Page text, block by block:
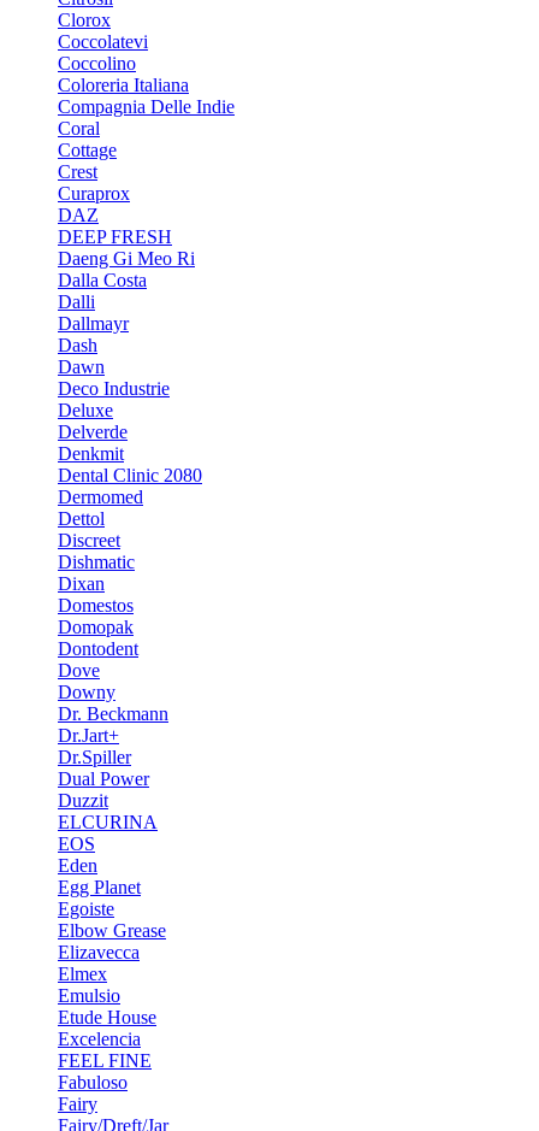
Clorox
Coccolatevi
Coccolino
Coloreria Italiana
Compagnia Delle Indie
Coral
Cottage
Crest
Curaprox
DAZ
DEEP FRESH
Daeng Gi Meo Ri
Dalla Costa
Dalli
Dallmayr
Dash
Dawn
Deco Industrie
Deluxe
Delverde
Denkmit
Dental Clinic 2080
Dermomed
Dettol
Discreet
Dishmatic
Dixan
Domestos
Domopak
Dontodent
Dove
Downy
Dr. Beckmann
Dr.Jart+
Dr.Spiller
Dual Power
Duzzit
ELCURINA
EOS
Eden
Egg Planet
Egoiste
Elbow Grease
Elizavecca
Elmex
Emulsio
Etude House
Excelencia
FEEL FINE
Fabuloso
Fairy
Fairy/Dreft/Jar